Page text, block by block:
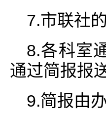
7.市联社
8.各科室
通过简报报
9.简报由